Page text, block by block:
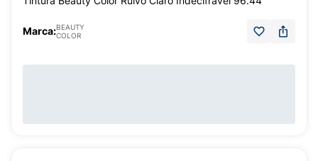
Marca:BEAUTY
COLOR